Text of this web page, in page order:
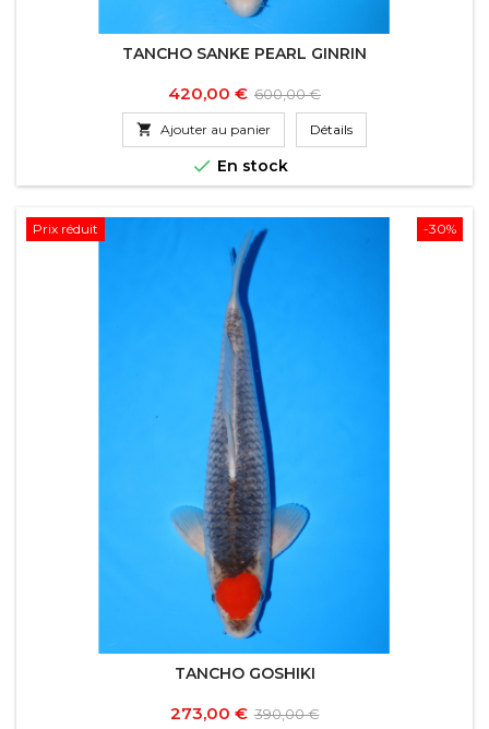
TANCHO SANKE PEARL GINRIN
Prix
420,00 € Prix
de
base
600,00 €
 Ajouter au panier Détails
 En stock
-30%
Prix réduit
TANCHO GOSHIKI
Prix
273,00 € Prix
390,00 €